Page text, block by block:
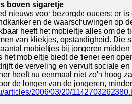
boven sigaretje
nieuws voor bezorgde ouders: er
en de waarschuwingen op
heeft het mobieltje alles om de
van kliekjes, opstandigheid. Die
aantal mobieltjes bij jongeren
het mobieltje biedt de tiener een
de verveling en vervult sociale
heeft nu eenmaal niet zo'n hoog
de longen van de jongeren,
articles/2006/03/20/